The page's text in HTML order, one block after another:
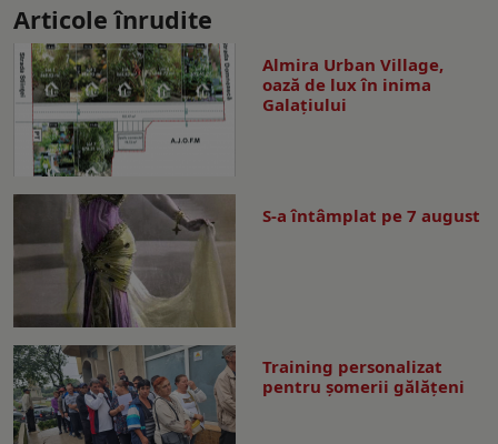
Articole înrudite
Almira Urban Village,
oază de lux în inima
Galațiului
S-a întâmplat pe 7 august
Training personalizat
pentru șomerii gălățeni